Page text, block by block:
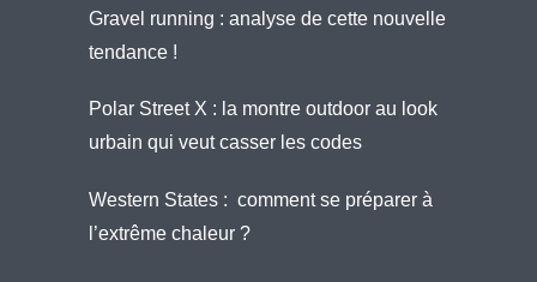
Gravel running : analyse de cette nouvelle
tendance !
Polar Street X : la montre outdoor au look
urbain qui veut casser les codes
Western States : comment se préparer à
l’extrême chaleur ?